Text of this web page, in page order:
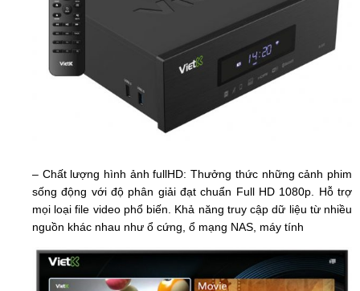
– Chất lượng hình ảnh fullHD:Thưởng thức những cảnh phim
sống động với độ phân giải đạt chuẩn Full HD 1080p. Hỗ trợ
mọi loại file video phổ biến. Khả năng truy cập dữ liệu từ nhiều
nguồn khác nhau như ổ cứng, ổ mạng NAS, máy tính